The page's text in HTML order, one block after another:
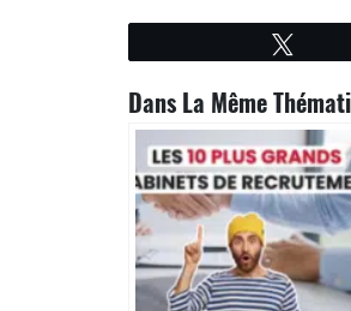
Dans La Même